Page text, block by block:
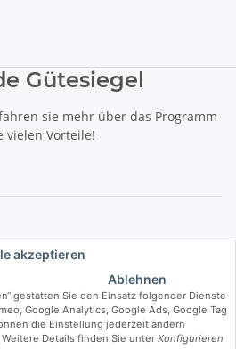
akzeptieren
Ablehnen
gestatten Sie den Einsatz folgender Dienste
Google Analytics, Google Ads, Google Tag
die Einstellung jederzeit ändern
Details finden Sie unter Konfigurieren
Gütesiegel
sie mehr über das Programm
vielen Vorteile!
zzgl.
. ** Hierbei handelt es
des Herstellers (kurz UVP).
store de Vertriebs GmbH - Der Radladen